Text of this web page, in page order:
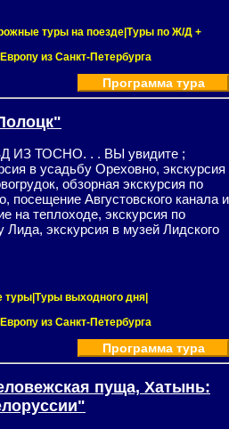
туры на поезде|Туры по Ж/Д +
из Санкт-Петербурга
Программа тура
ИЗ ТОСНО. . . ВЫ увидите ;
в усадьбу Ореховно, экскурсия
обзорная экскурсия по
посещение Августовского канала и
на теплоходе, экскурсия по
Лида, экскурсия в музей Лидского
туры|Туры выходного дня|
из Санкт-Петербурга
Программа тура
пуща, Хатынь: